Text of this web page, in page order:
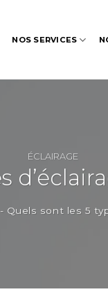
NOS SERVICES
ÉCLAIRAGE
- Quels sont les 5